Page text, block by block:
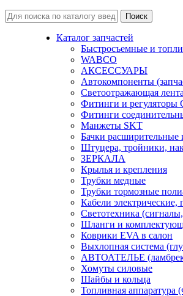
Каталог запчастей
Быстросъемные и
WABCO
АКСЕССУАРЫ
Автокомпоненты
Светоотражающая
Фитинги и регуляторы
Фитинги
Манжеты SKT
Бачки
Штуцера, тройники,
ЗЕРКАЛА
Крылья и крепления
Трубки медные
Трубки тормозные
Кабели
Светотехника
Шланги и
Коврики EVA в салон
Выхлопная система
АВТОАТЕЛЬЕ
Хомуты силовые
Шайбы и кольца
Топливная